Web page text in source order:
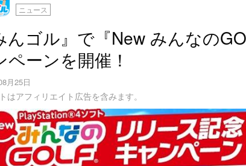
ニュース
んゴル』で『New みんなの
ペーンを開催！
月25日
はアフィリエイト広告を含みます。